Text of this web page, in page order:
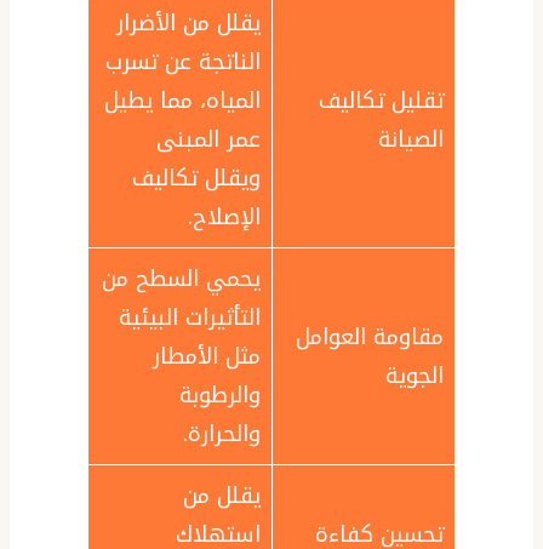
تقليل تكاليف
الصيانة
يقلل من الأضرار
الناتجة عن تسرب
المياه، مما يطيل
عمر المبنى
ويقلل تكاليف
الإصلاح.
مقاومة العوامل
الجوية
يحمي السطح من
التأثيرات البيئية
مثل الأمطار
والرطوبة
والحرارة.
تحسين كفاءة
يقلل من
استهلاك